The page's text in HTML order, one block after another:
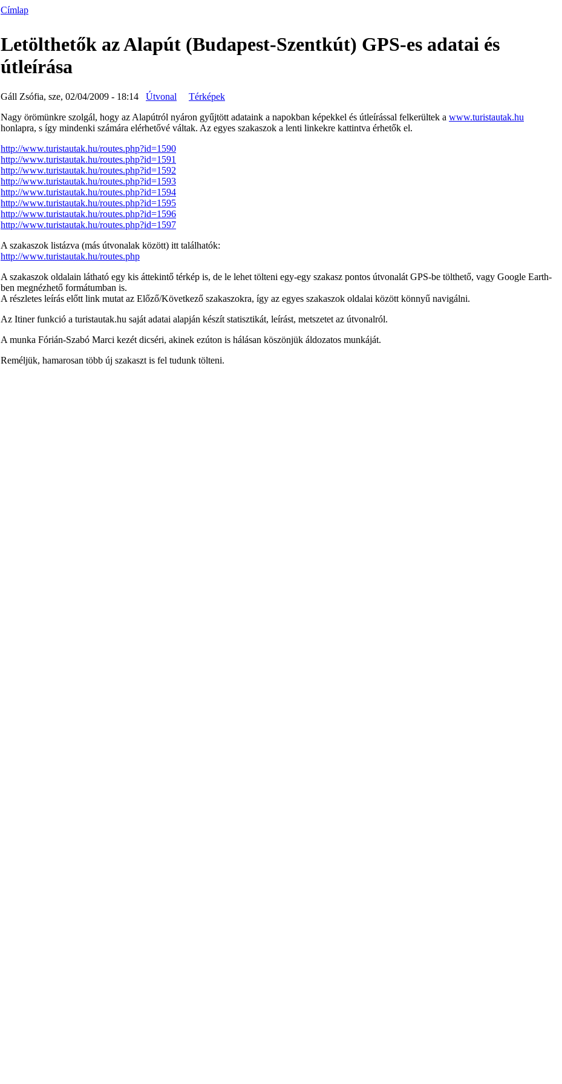
Címlap
Letölthetők az Alapút (Budapest-Szentkút) GPS-es adatai és
útleírása
Gáll Zsófia, sze, 02/04/2009 - 18:14 Útvonal
Térképek
Nagy örömünkre szolgál, hogy az Alapútról nyáron gyűjtött adataink a napokban képekkel és útleírással felkerültek a www.turistautak.hu
honlapra, s így mindenki számára elérhetővé váltak. Az egyes szakaszok a lenti linkekre kattintva érhetők el.
http://www.turistautak.hu/routes.php?id=1590
http://www.turistautak.hu/routes.php?id=1591
http://www.turistautak.hu/routes.php?id=1592
http://www.turistautak.hu/routes.php?id=1593
http://www.turistautak.hu/routes.php?id=1594
http://www.turistautak.hu/routes.php?id=1595
http://www.turistautak.hu/routes.php?id=1596
http://www.turistautak.hu/routes.php?id=1597
A szakaszok listázva (más útvonalak között) itt találhatók:
http://www.turistautak.hu/routes.php
A szakaszok oldalain látható egy kis áttekintő térkép is, de le lehet tölteni egy-egy szakasz pontos útvonalát GPS-be tölthető, vagy Google Earth-
ben megnézhető formátumban is.
A részletes leírás előtt link mutat az Előző/Következő szakaszokra, így az egyes szakaszok oldalai között könnyű navigálni.
Az Itiner funkció a turistautak.hu saját adatai alapján készít statisztikát, leírást, metszetet az útvonalról.
A munka Fórián-Szabó Marci kezét dicséri, akinek ezúton is hálásan köszönjük áldozatos munkáját.
Reméljük, hamarosan több új szakaszt is fel tudunk tölteni.